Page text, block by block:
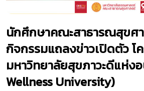
นักศึกษาคณะสาธารณสุขศ
กิจกรรมแถลงข่าวเปิดตัว โ
มหาวิทยาลัยสุขภาวะดีแห่ง
Wellness University)